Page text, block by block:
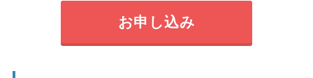
お申し込み